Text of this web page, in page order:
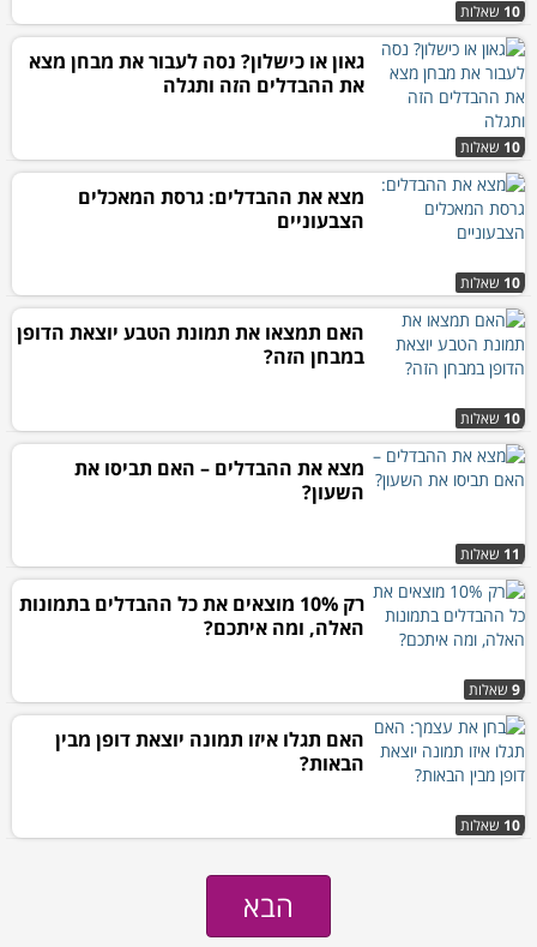
10 שאלות
10 שאלות
גאון או כישלון? נסה לעבור את מבחן מצא
את ההבדלים הזה ותגלה
10 שאלות
מצא את ההבדלים: גרסת המאכלים
הצבעוניים
10 שאלות
האם תמצאו את תמונת הטבע יוצאת הדופן
במבחן הזה?
11 שאלות
מצא את ההבדלים – האם תביסו את
השעון?
9 שאלות
רק 10% מוצאים את כל ההבדלים בתמונות
האלה, ומה איתכם?
10 שאלות
האם תגלו איזו תמונה יוצאת דופן מבין
הבאות?
הבא